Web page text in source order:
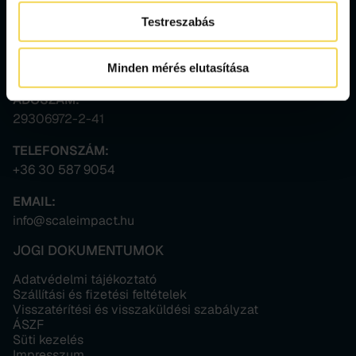
Testreszabás
Minden mérés elutasítása
Scale Impact Nonprofit Kft.
SZÉKHELY:
1038 Budapest, Temes utca 11. E. ép. 1.
ADÓSZÁM:
29306972-2-41
TELEFONSZÁM:
+36 30 587 9054
EMAIL:
info@scaleimpact.hu
JOGI DOKUMENTUMOK
Adatvédelmi tájékoztató
Szállítási és fizetési feltételek
Visszatérítési és visszaküldési szabályzat
ÁSZF
Süti kezelés